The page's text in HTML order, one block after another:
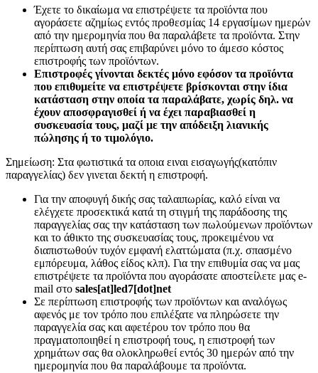
Έχετε το δικαίωμα να επιστρέψετε τα προϊόντα που
αγοράσετε αζημίως εντός προθεσμίας 14 εργασίμων ημερών
από την ημερομηνία που θα παραλάβετε τα προϊόντα. Στην
περίπτωση αυτή σας επιβαρύνει μόνο το άμεσο κόστος
επιστροφής των προϊόντων.
Επιστροφές γίνονται δεκτές μόνο εφόσον τα προϊόντα
που επιθυμείτε να επιστρέψετε βρίσκονται στην ίδια
κατάσταση στην οποία τα παραλάβατε, χωρίς δηλ. να
έχουν αποσφραγισθεί ή να έχει παραβιασθεί η
συσκευασία τους, μαζί με την απόδειξη λιανικής
πώλησης ή το τιμολόγιο.
Σημείωση: Στα φωτιστικά τα οποια ειναι εισαγωγής(κατόπιν
παραγγελίας) δεν γινεται δεκτή η επιστροφή.
Για την αποφυγή δικής σας ταλαιπωρίας, καλό είναι να
ελέγχετε προσεκτικά κατά τη στιγμή της παράδοσης της
παραγγελίας σας την κατάσταση των πωλούμενων προϊόντων
και το άθικτο της συσκευασίας τους, προκειμένου να
διαπιστωθούν τυχόν εμφανή ελαττώματα (π.χ. σπασμένο
εμπόρευμα, λάθος είδος κλπ). Για την επιθυμία σας να μας
επιστρέψετε τα προϊόντα που αγοράσατε αποστείλετε μας e-
mail στο sales[at]led7[dot]net
Σε περίπτωση επιστροφής των προϊόντων και αναλόγως
αφενός με τον τρόπο που επιλέξατε να πληρώσετε την
παραγγελία σας και αφετέρου τον τρόπο που θα
πραγματοποιηθεί η επιστροφή τους, η επιστροφή των
χρημάτων σας θα ολοκληρωθεί εντός 30 ημερών από την
ημερομηνία που θα παραλάβουμε τα προϊόντα.